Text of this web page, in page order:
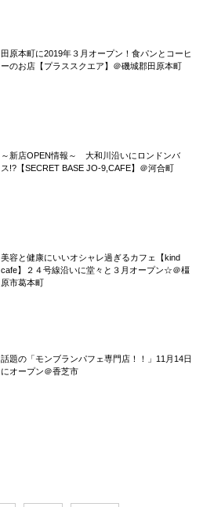
田原本町に2019年３月オープン！食パンとコーヒ
ーのお店【プラススクエア】＠磯城郡田原本町
～新店OPEN情報～ 大和川沿いにロンドンバ
ス!?【SECRET BASE JO-9,CAFE】＠河合町
美容と健康にいいオシャレ過ぎるカフェ【kind
cafe】２４号線沿いに堂々と３月オープン☆＠橿
原市葛本町
話題の「モンブランパフェ専門店！！」11月14日
にオープン＠香芝市